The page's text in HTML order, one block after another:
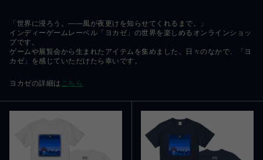
「世界に浸ろう。――風が夜更けを知らせてくれるまで。」
インディーゲームレーベル「ヨカゼ」の世界を楽しめるオンラインショッ
プです。
ゲームや展覧会から生まれたアイテムを集めました。日々のなかで、「ヨ
カゼ」を感じていただけたら幸いです。
ヨカゼの詳細は こちら